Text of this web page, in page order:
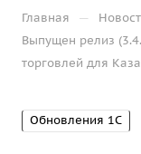
Главная —
Выпущен релиз
торговлей для
Обновления 1С